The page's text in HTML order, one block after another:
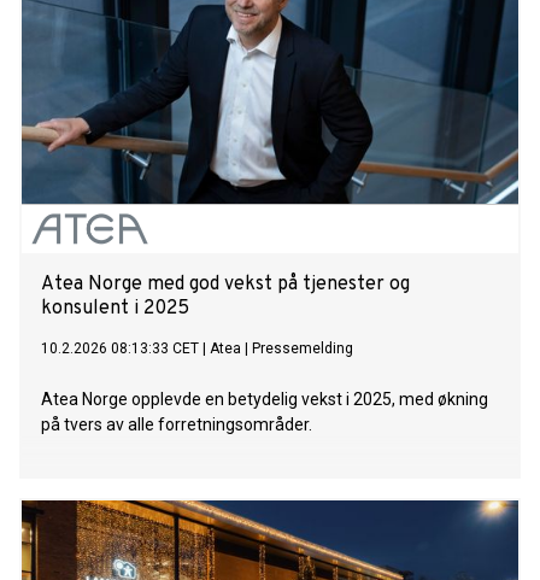
Atea Norge med god vekst på tjenester og
konsulent i 2025
10.2.2026 08:13:33 CET Atea Pressemelding
Atea Norge opplevde en betydelig vekst i 2025, med økning
på tvers av alle forretningsområder.